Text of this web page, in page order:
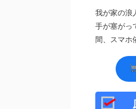
我が家の浪
手が塞がっ
間、スマホ